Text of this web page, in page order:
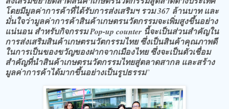
โดยมีมูลค่าการค้าที่ได้รับการส่งเสริมฯ รวม 367 ล้านบาท และ
มั่นใจว่ามูลค่าการค้าสินค้าเกษตรนวัตกรรมจะเพิ่มสูงขึ้นอย่าง
แน่นอน สำหรับกิจกรรม Pop-up counter นี้จะเป็นส่วนสำคัญใน
การส่งเสริมสินค้าเกษตรนวัตกรรมไทย ซึ่งเป็นสินค้าคุณภาพดี
ในการเป็นของขวัญของฝากจากเมืองไทย ซึ่งจะเป็นตัวเชื่อม
สำคัญที่นำสินค้าเกษตรนวัตกรรมไทยสู่ตลาดสากล และสร้าง
มูลค่าการค้าได้มากขึ้นอย่างเป็นรูปธรรม”